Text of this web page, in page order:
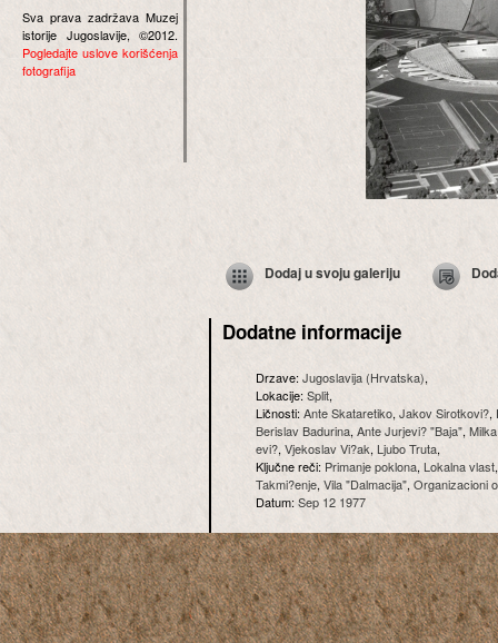
Sva prava zadržava Muzej
istorije Jugoslavije, ©2012.
Pogledajte uslove korišćenja
fotografija
Dodaj u svoju galeriju
Dodatne informacije
Drzave:Jugoslavija (Hrvatska),
Lokacije:Split,
Ličnosti:Ante Skataretiko, Jakov Sirotkovi?,
Berislav Badurina, Ante Jurjevi? "Baja",
evi?, Vjekoslav Vi?ak, Ljubo Truta,
Ključne reči: Primanje poklona, Lokalna vlast
Takmi?enje, Vila "Dalmacija", Organizacioni
Datum: Sep 12 1977